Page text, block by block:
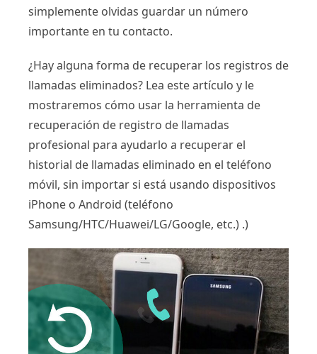
simplemente olvidas guardar un número
importante en tu contacto.
¿Hay alguna forma de recuperar los registros de
llamadas eliminados? Lea este artículo y le
mostraremos cómo usar la herramienta de
recuperación de registro de llamadas
profesional para ayudarlo a recuperar el
historial de llamadas eliminado en el teléfono
móvil, sin importar si está usando dispositivos
iPhone o Android (teléfono
Samsung/HTC/Huawei/LG/Google, etc.) .)